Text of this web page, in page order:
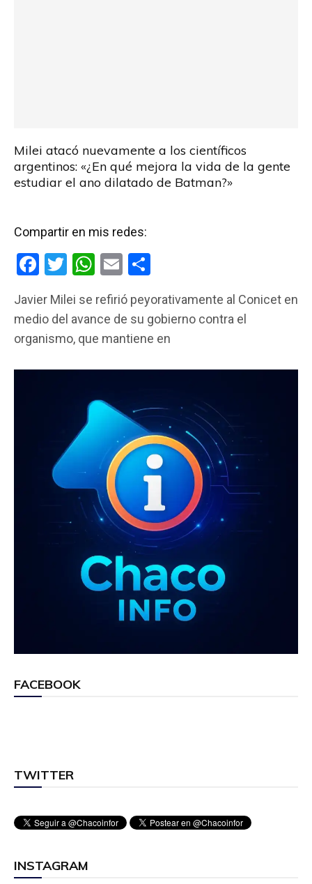
Milei atacó nuevamente a los científicos
argentinos: «¿En qué mejora la vida de la gente
estudiar el ano dilatado de Batman?»
Compartir en mis redes:
F
ce
b
o
T
tt
er
W
at
s
p
p
E
ail m
p
tir
Javier Milei se refirió peyorativamente al Conicet en
medio del avance de su gobierno contra el
organismo, que mantiene en
FACEBOOK
TWITTER
INSTAGRAM